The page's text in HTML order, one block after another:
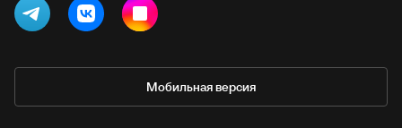
Мобильная версия